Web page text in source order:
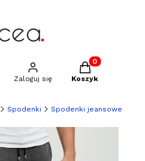
wyszukiwarkę
Zaloguj się
Produkty w
Koszyk
Spodenki Spodenki jeansowe